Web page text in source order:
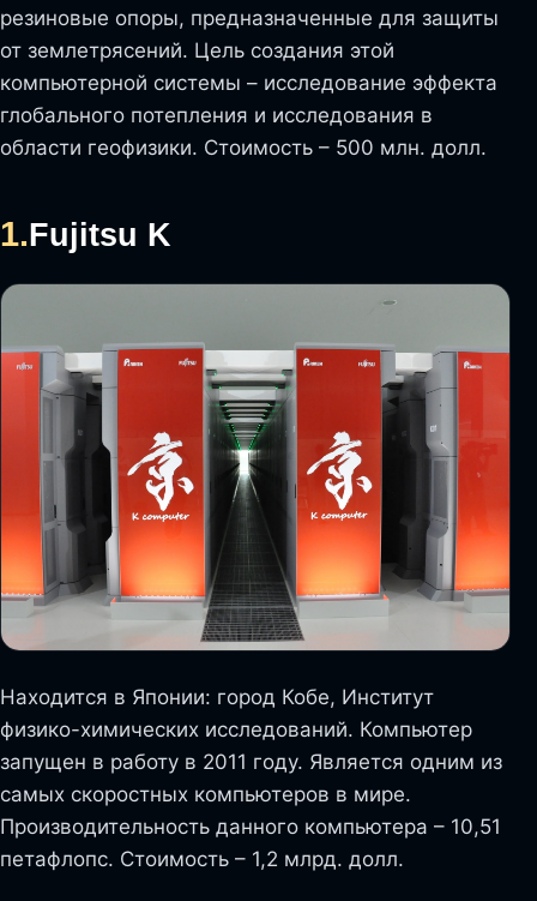
резиновые опоры, предназначенные для защиты
от землетрясений. Цель создания этой
компьютерной системы – исследование эффекта
глобального потепления и исследования в
области геофизики. Стоимость – 500 млн. долл.
1.Fujitsu K
Находится в Японии: город Кобе, Институт
физико-химических исследований. Компьютер
запущен в работу в 2011 году. Является одним из
самых скоростных компьютеров в мире.
Производительность данного компьютера – 10,51
петафлопс. Стоимость – 1,2 млрд. долл.